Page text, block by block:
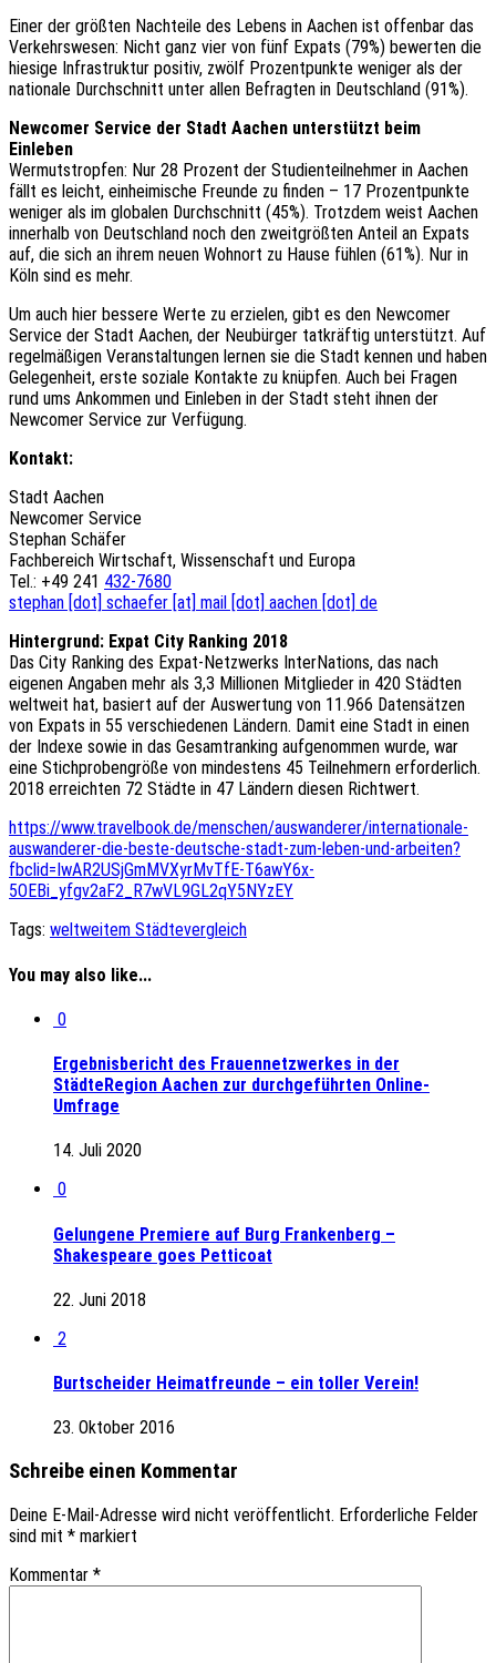
Einer der größten Nachteile des Lebens in Aachen ist offenbar das
Verkehrswesen: Nicht ganz vier von fünf Expats (79%) bewerten die
hiesige Infrastruktur positiv, zwölf Prozentpunkte weniger als der
nationale Durchschnitt unter allen Befragten in Deutschland (91%).
Newcomer Service der Stadt Aachen unterstützt beim
Einleben
Wermutstropfen: Nur 28 Prozent der Studienteilnehmer in Aachen
fällt es leicht, einheimische Freunde zu finden – 17 Prozentpunkte
weniger als im globalen Durchschnitt (45%). Trotzdem weist Aachen
innerhalb von Deutschland noch den zweitgrößten Anteil an Expats
auf, die sich an ihrem neuen Wohnort zu Hause fühlen (61%). Nur in
Köln sind es mehr.
Um auch hier bessere Werte zu erzielen, gibt es den Newcomer
Service der Stadt Aachen, der Neubürger tatkräftig unterstützt. Auf
regelmäßigen Veranstaltungen lernen sie die Stadt kennen und haben
Gelegenheit, erste soziale Kontakte zu knüpfen. Auch bei Fragen
rund ums Ankommen und Einleben in der Stadt steht ihnen der
Newcomer Service zur Verfügung.
Kontakt:
Stadt Aachen
Newcomer Service
Stephan Schäfer
Fachbereich Wirtschaft, Wissenschaft und Europa
Tel.: +49 241 432-7680
stephan [dot] schaefer [at] mail [dot] aachen [dot] de
Hintergrund: Expat City Ranking 2018
Das City Ranking des Expat-Netzwerks InterNations, das nach
eigenen Angaben mehr als 3,3 Millionen Mitglieder in 420 Städten
weltweit hat, basiert auf der Auswertung von 11.966 Datensätzen
von Expats in 55 verschiedenen Ländern. Damit eine Stadt in einen
der Indexe sowie in das Gesamtranking aufgenommen wurde, war
eine Stichprobengröße von mindestens 45 Teilnehmern erforderlich.
2018 erreichten 72 Städte in 47 Ländern diesen Richtwert.
https://www.travelbook.de/menschen/auswanderer/internationale-
auswanderer-die-beste-deutsche-stadt-zum-leben-und-arbeiten?
fbclid=IwAR2USjGmMVXyrMvTfE-T6awY6x-
5OEBi_yfgv2aF2_R7wVL9GL2qY5NYzEY
Tags: weltweitem Städtevergleich
You may also like...
0
Ergebnisbericht des Frauennetzwerkes in der
StädteRegion Aachen zur durchgeführten Online-
Umfrage
14. Juli 2020
0
Gelungene Premiere auf Burg Frankenberg –
Shakespeare goes Petticoat
22. Juni 2018
2
Burtscheider Heimatfreunde – ein toller Verein!
23. Oktober 2016
Schreibe einen Kommentar
Deine E-Mail-Adresse wird nicht veröffentlicht. Erforderliche Felder
sind mit * markiert
Kommentar *